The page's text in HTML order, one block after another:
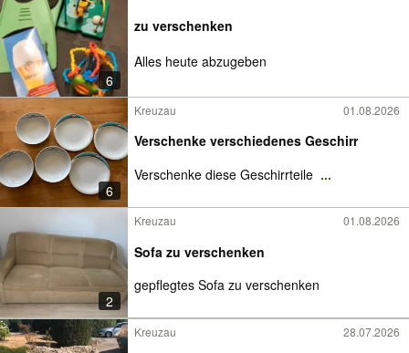
6
zu verschenken
Alles heute abzugeben
6
Kreuzau 01.08.2026
Verschenke verschiedenes Geschirr
Verschenke diese Geschirrteile ...
2
Kreuzau 01.08.2026
Sofa zu verschenken
gepflegtes Sofa zu verschenken
Kreuzau 28.07.2026